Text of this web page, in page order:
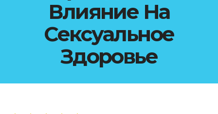
Влияние На
Сексуальное
Здоровье